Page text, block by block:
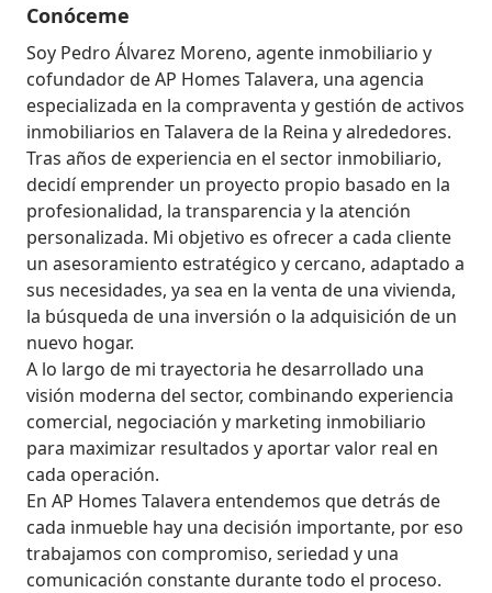
Conóceme
Soy Pedro Álvarez Moreno, agente inmobiliario y
cofundador de AP Homes Talavera, una agencia
especializada en la compraventa y gestión de activos
inmobiliarios en Talavera de la Reina y alrededores.
Tras años de experiencia en el sector inmobiliario,
decidí emprender un proyecto propio basado en la
profesionalidad, la transparencia y la atención
personalizada. Mi objetivo es ofrecer a cada cliente
un asesoramiento estratégico y cercano, adaptado a
sus necesidades, ya sea en la venta de una vivienda,
la búsqueda de una inversión o la adquisición de un
nuevo hogar.
A lo largo de mi trayectoria he desarrollado una
visión moderna del sector, combinando experiencia
comercial, negociación y marketing inmobiliario
para maximizar resultados y aportar valor real en
cada operación.
En AP Homes Talavera entendemos que detrás de
cada inmueble hay una decisión importante, por eso
trabajamos con compromiso, seriedad y una
comunicación constante durante todo el proceso.